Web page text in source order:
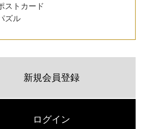
ストカード
ズル
新規会員登録
ログイン